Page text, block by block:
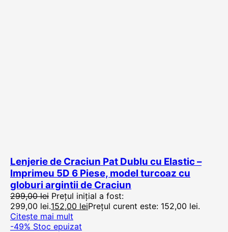
Lenjerie de Craciun Pat Dublu cu Elastic –
Imprimeu 5D 6 Piese, model turcoaz cu
globuri argintii de Craciun
299,00lei Prețul inițial a fost:
299,00 lei.152,00 leiPrețul curent este: 152,00 lei.
Citește mai mult
-49% Stoc epuizat